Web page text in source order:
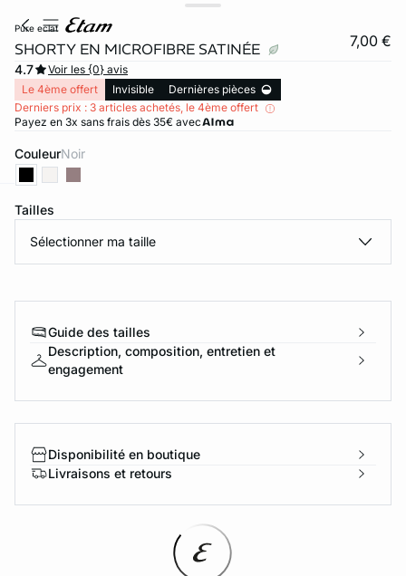
pure eclat
SHORTY EN MICROFIBRE SATINÉE 7,00 €
4.7
Voir les {0} avis
Le 4ème offert
Invisible
Dernières pièces
Derniers prix : 3 articles achetés, le 4ème offert
Payez en 3x sans frais dès 35€ avec
Couleur noir
Tailles
Sélectionner ma taille
Guide des tailles
Description, composition, entretien et
engagement
Disponibilité en boutique
Livraisons et retours